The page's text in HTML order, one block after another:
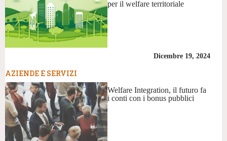
per il welfare territoriale
Dicembre 19, 2024
AZIENDE E SERVIZI
Welfare Integration, il futuro fa
i conti con i bonus pubblici